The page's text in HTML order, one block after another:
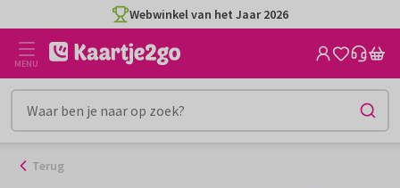
naar
inhoud
Webwinkel van het Jaar 2026
MENU
Terug